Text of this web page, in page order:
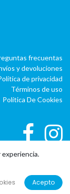
frecuentas
y devoluciones
de privacidad
Términos de uso
Política De Cookies
para autónomos,
experiencia.
Acepto